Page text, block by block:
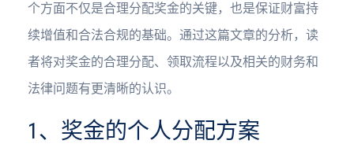
个方面不仅是合理分配奖金的关键，也是保证财富持
续增值和合法合规的基础。通过这篇文章的分析，读
者将对奖金的合理分配、领取流程以及相关的财务和
法律问题有更清晰的认识。
1、奖金的个人分配方案